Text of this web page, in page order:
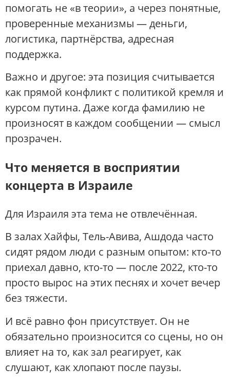
помогать не «в теории», а через понятные,
проверенные механизмы — деньги,
логистика, партнёрства, адресная
поддержка.
Важно и другое: эта позиция считывается
как прямой конфликт с политикой кремля и
курсом путина. Даже когда фамилию не
произносят в каждом сообщении — смысл
прозрачен.
Что меняется в восприятии
концерта в Израиле
Для Израиля эта тема не отвлечённая.
В залах Хайфы, Тель-Авива, Ашдода часто
сидят рядом люди с разным опытом: кто-то
приехал давно, кто-то — после 2022, кто-то
просто вырос на этих песнях и хочет вечер
без тяжести.
И всё равно фон присутствует. Он не
обязательно произносится со сцены, но он
влияет на то, как зал реагирует, как
слушают, как хлопают после паузы.